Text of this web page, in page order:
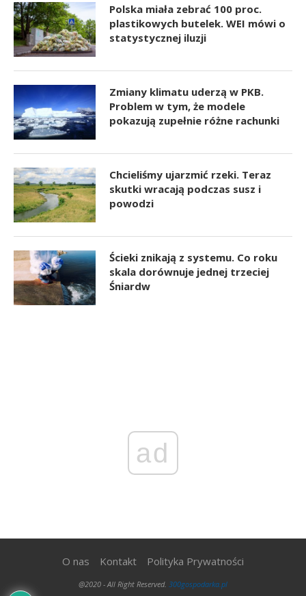
Polska miała zebrać 100 proc.
plastikowych butelek. WEI mówi o
statystycznej iluzji
Zmiany klimatu uderzą w PKB.
Problem w tym, że modele
pokazują zupełnie różne rachunki
Chcieliśmy ujarzmić rzeki. Teraz
skutki wracają podczas susz i
powodzi
Ścieki znikają z systemu. Co roku
skala dorównuje jednej trzeciej
Śniardw
ad
O nas Kontakt Polityka Prywatności
@2020 - All Right Reserved. 300gospodarka.pl